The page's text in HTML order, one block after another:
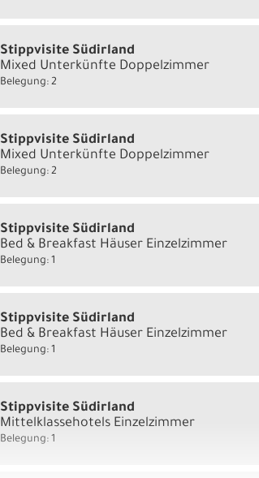
Stippvisite Südirland
Mixed Unterkünfte Doppelzimmer
Belegung: 2
Stippvisite Südirland
Mixed Unterkünfte Doppelzimmer
Belegung: 2
Stippvisite Südirland
Bed & Breakfast Häuser Einzelzimmer
Belegung: 1
Stippvisite Südirland
Bed & Breakfast Häuser Einzelzimmer
Belegung: 1
Stippvisite Südirland
Mittelklassehotels Einzelzimmer
Belegung: 1